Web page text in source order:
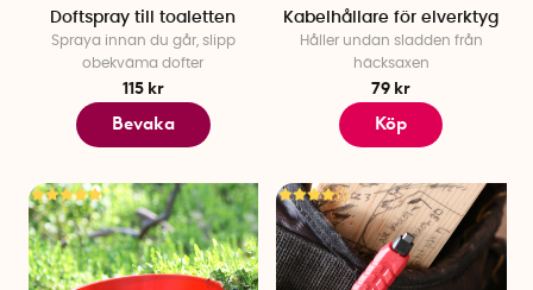
Doftspray till toaletten
Spraya innan du går, slipp
obekväma dofter
115 kr
Bevaka
Kabelhållare för elverktyg
Håller undan sladden från
häcksaxen
79 kr
Köp